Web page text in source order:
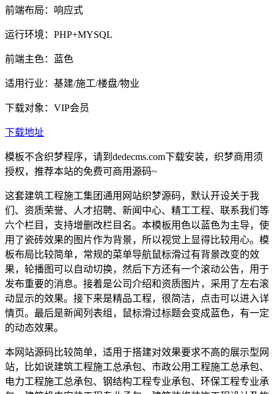
前端布局：响应式
运行环境：PHP+MYSQL
前端主色：蓝色
适用行业：基建/施工/楼盘/物业
下载对象：VIP会员
下载地址
模板不含织梦程序，请到dedecms.com下载安装，织梦商用须
授权，推荐本站的免费可商用源码~
这套建筑工程施工集团通用网站织梦源码，默认开设关于我
们、资质荣誉、人才招聘、新闻中心、精工工程、联系我们等
六个栏目，支持增删改栏目名。本模板用色以蓝色为主导，使
用了瓷砖效果的图片作为背景，所以视觉上显得比较用心。模
板布局比较简单，常规的菜单导航鼠标滑过有背景改变的效
果，轮播图可以自动切换，然后下方还有一个滚动公告，用于
发布重要的消息。接着是公司介绍和资质图片，采用了左右滚
动显示的效果。接下来是精品工程，很简洁，点击可以进入详
情页。最后是新闻列表组，鼠标滑过标题会变成蓝色，有一定
的动态效果。
本网站源码比较简单，适用于搭建对效果要求不高的展示型网
站，比如说建筑工程施工总承包、市政公用工程施工总承包、
电力工程施工总承包、钢结构工程专业承包、环保工程专业承